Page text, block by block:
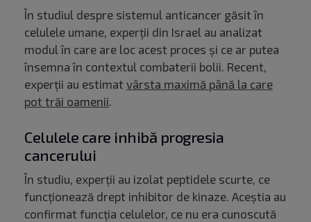
În studiul despre sistemul anticancer găsit în
celulele umane, experții din Israel au analizat
modul în care are loc acest proces și ce ar putea
însemna în contextul combaterii bolii. Recent,
experții au estimat vârsta maximă până la care
pot trăi oamenii.
Celulele care inhibă progresia
cancerului
În studiu, experții au izolat peptidele scurte, ce
funcționează drept inhibitor de kinaze. Aceștia au
confirmat funcția celulelor, ce nu era cunoscută